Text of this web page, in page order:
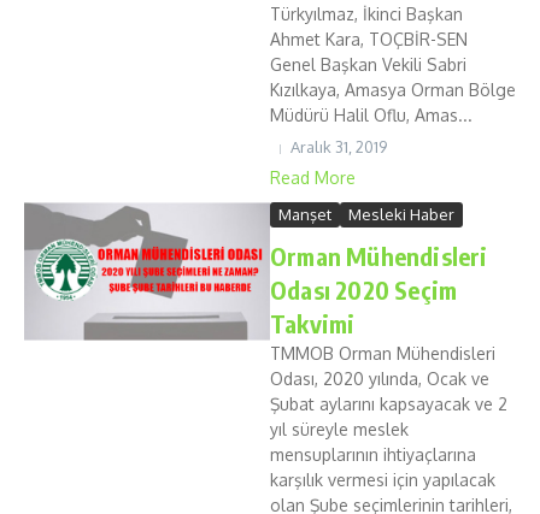
Türkyılmaz, İkinci Başkan
Ahmet Kara, TOÇBİR-SEN
Genel Başkan Vekili Sabri
Kızılkaya, Amasya Orman Bölge
Müdürü Halil Oflu, Amas...
Aralık 31, 2019
Read More
Manşet Mesleki Haber
Orman Mühendisleri
Odası 2020 Seçim
Takvimi
TMMOB Orman Mühendisleri
Odası, 2020 yılında, Ocak ve
Şubat aylarını kapsayacak ve 2
yıl süreyle meslek
mensuplarının ihtiyaçlarına
karşılık vermesi için yapılacak
olan Şube seçimlerinin tarihleri,